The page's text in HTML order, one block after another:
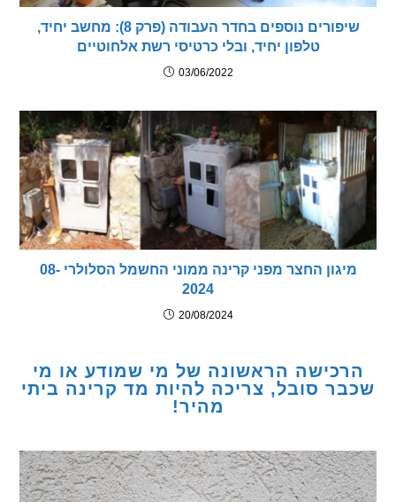
שיפורים נוספים בחדר העבודה (פרק 8): מחשב יחיד,
טלפון יחיד, ובלי כרטיסי רשת אלחוטיים
03/06/2022
מיגון החצר מפני קרינה ממוני החשמל הסלולרי 08-
20/08/2024
הראשונה של מי שמודע או מי
סובל, צריכה להיות מד קרינה ביתי
מהיר!